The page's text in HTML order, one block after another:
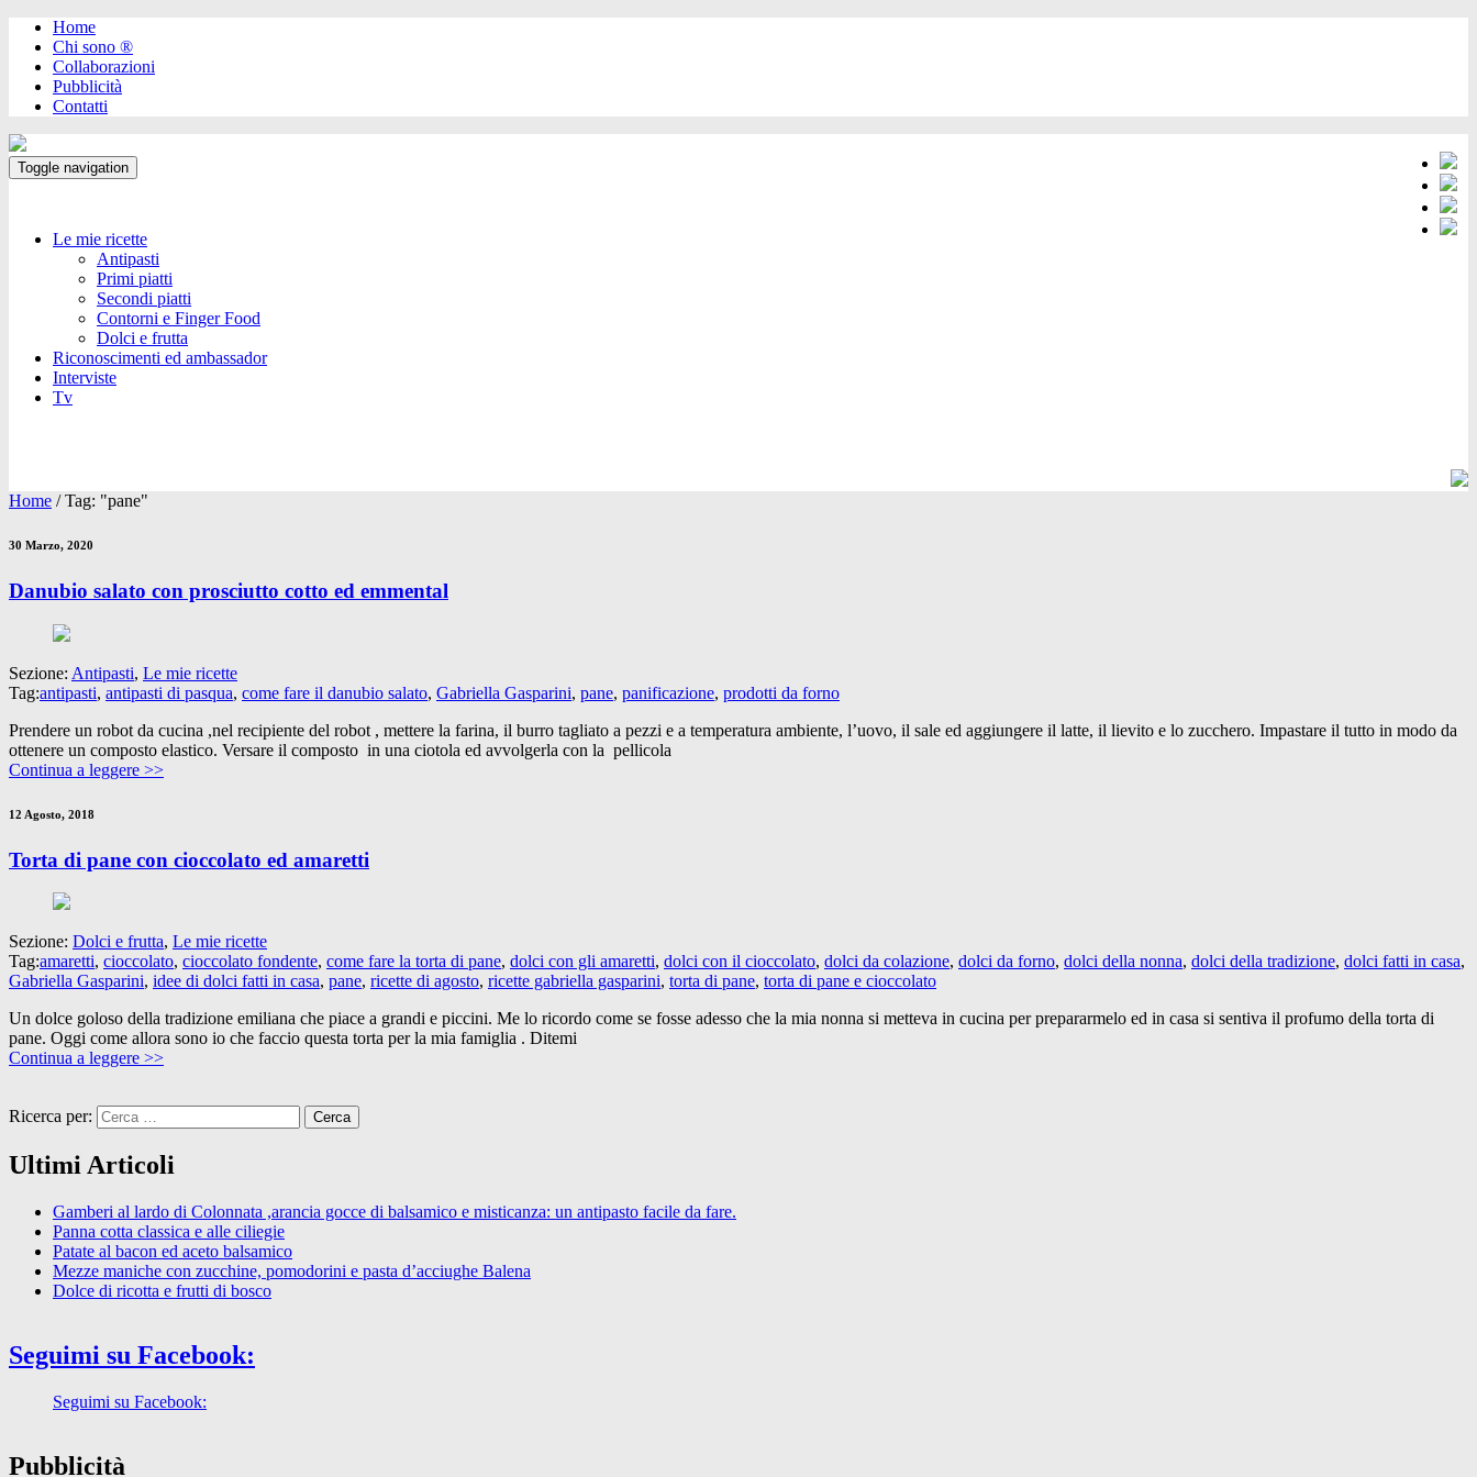
Home
Chi sono ®️
Collaborazioni
Pubblicità
Contatti
Toggle navigation
Le mie ricette
Antipasti
Primi piatti
Secondi piatti
Contorni e Finger Food
Dolci e frutta
Riconoscimenti ed ambassador
Interviste
Tv
Home /Tag: "pane"
30 Marzo, 2020
Danubio salato con prosciutto cotto ed emmental
Sezione: Antipasti, Le mie ricette
Tag:antipasti, antipasti di pasqua, come fare il danubio salato, Gabriella Gasparini, pane, panificazione, prodotti da forno
Prendere un robot da cucina ,nel recipiente del robot , mettere la farina, il burro tagliato a pezzi e a temperatura ambiente, l’uovo, il sale ed aggiungere il latte, il lievito e lo zucchero. Impastare il tutto in modo da
ottenere un composto elastico. Versare il composto in una ciotola ed avvolgerla con la pellicola
Continua a leggere >>
12 Agosto, 2018
Torta di pane con cioccolato ed amaretti
Sezione: Dolci e frutta, Le mie ricette
Tag:amaretti, cioccolato, cioccolato fondente, come fare la torta di pane, dolci con gli amaretti, dolci con il cioccolato, dolci da colazione, dolci da forno, dolci della nonna, dolci della tradizione, dolci fatti in casa,
Gabriella Gasparini, idee di dolci fatti in casa, pane, ricette di agosto, ricette gabriella gasparini, torta di pane, torta di pane e cioccolato
Un dolce goloso della tradizione emiliana che piace a grandi e piccini. Me lo ricordo come se fosse adesso che la mia nonna si metteva in cucina per prepararmelo ed in casa si sentiva il profumo della torta di
pane. Oggi come allora sono io che faccio questa torta per la mia famiglia . Ditemi
Continua a leggere >>
Ricerca per:
Ultimi Articoli
Gamberi al lardo di Colonnata ,arancia gocce di balsamico e misticanza: un antipasto facile da fare.
Panna cotta classica e alle ciliegie
Patate al bacon ed aceto balsamico
Mezze maniche con zucchine, pomodorini e pasta d’acciughe Balena
Dolce di ricotta e frutti di bosco
Seguimi su Facebook:
Seguimi su Facebook:
Pubblicità